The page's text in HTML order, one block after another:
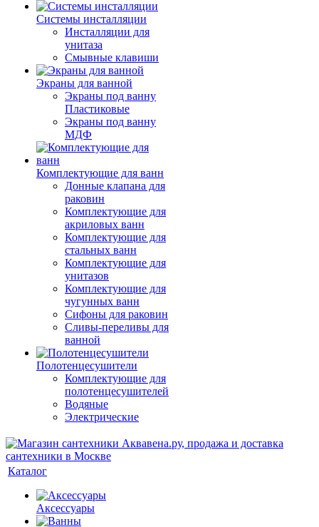
Системы инсталляции
Инсталляции для
унитаза
Смывные клавиши
Экраны для ванной
Экраны под ванну
Пластиковые
Экраны под ванну
МДФ
Комплектующие для ванн
Донные клапана для
раковин
Комплектующие для
акриловых ванн
Комплектующие для
стальных ванн
Комплектующие для
унитазов
Комплектующие для
чугунных ванн
Сифоны для раковин
Сливы-переливы для
ванной
Полотенцесушители
Комплектующие для
полотенцесушителей
Водяные
Электрические
Каталог
Аксессуары